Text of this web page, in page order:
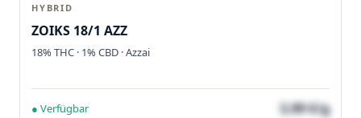
HYBRID
ZOIKS 18/1 AZZ
18% THC · 1% CBD · Azzai
● Verfügbar 3,99 €/g